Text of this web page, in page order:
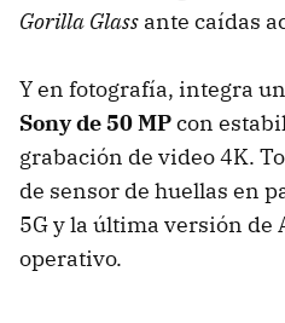
Gorilla Glass ante caídas
Y en fotografía, integra
Sony de 50 MPcon
grabación de video 4K.
de sensor de huellas en
5G y la última versión de
operativo.